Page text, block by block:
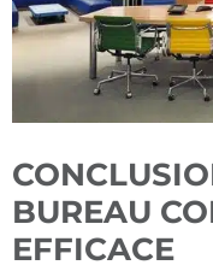
BUREAU
EFFICACE